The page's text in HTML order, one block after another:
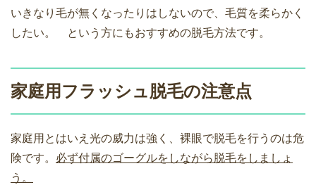
いきなり毛が無くなったりはしないので、毛質を柔らかく
したい。 という方にもおすすめの脱毛方法です。
家庭用フラッシュ脱毛の注意点
家庭用とはいえ光の威力は強く、裸眼で脱毛を行うのは危
険です。 必ず付属のゴーグルをしながら脱毛をしましょ
う。